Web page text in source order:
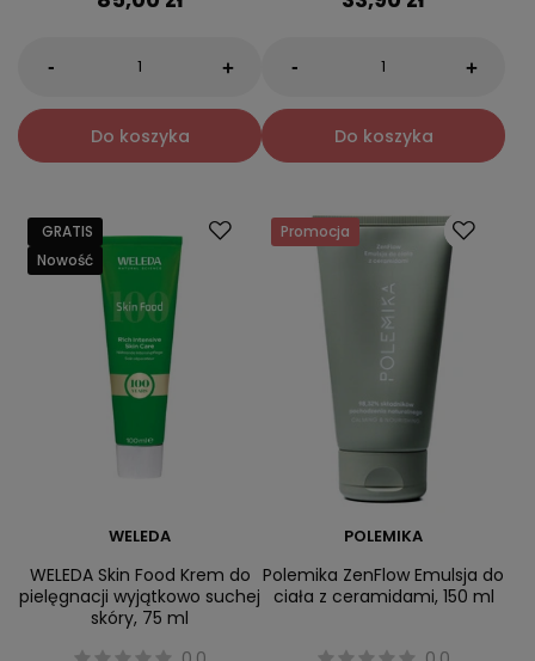
- +
Do koszyka
- +
Do koszyka
GRATIS
Nowość
WELEDA
WELEDA Skin Food Krem do
pielęgnacji wyjątkowo suchej
skóry, 75 ml
Promocja
POLEMIKA
Polemika ZenFlow Emulsja do
ciała z ceramidami, 150 ml